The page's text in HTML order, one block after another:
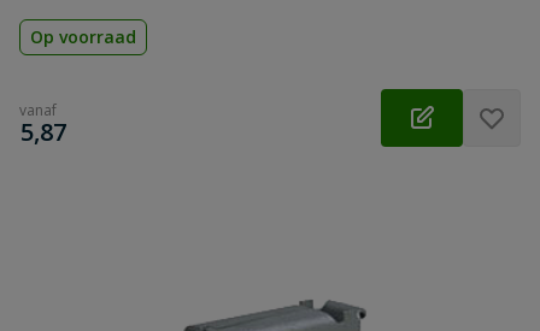
Op voorraad
vanaf
€
5,87